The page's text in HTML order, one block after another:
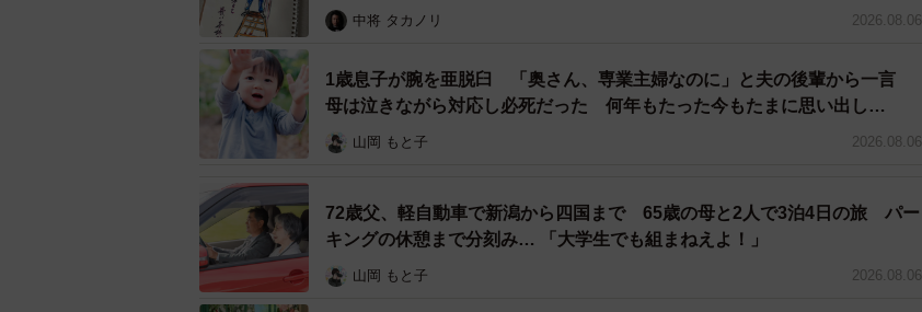
感じたのでしょうか。しかし、Bさんの社内での評価は下がり、子どもの気持ちを考えずに
選んだ選択によって、以前とは違う不満をまた感じているのです。
◇ ◇
Aさんの話を聞いて、このような事態はどんな夫婦にだって起こりうることだという危機感
を感じた筆者の友人。価値観の相違から生ずる相手への不満はどんなカップルにもありま
す。付き合い初めや結婚当初は相手を好きな気持ちが強いため、相手に合わせようとする人
は多いでしょう。でも相手に合わせて自分ばかりが我慢するのはよくないですし、コミュニ
ケーションを重ねてお互いの意思を伝えることが、夫婦関係をより深めるきっかけになるは
よ…」
中将 タカノリ 2026.08.06
1歳息子が腕を亜脱臼 「奥さん、専業主婦なのに」と夫の後輩から一言
母は泣きながら対応し必死だった 何年もたった今もたまに思い出し…
山岡 もと子 2026.08.06
72歳父、軽自動車で新潟から四国まで 65歳の母と2人で3泊4日の旅 パー
キングの休憩まで分刻み… 「大学生でも組まねえよ！」
山岡 もと子 2026.08.06